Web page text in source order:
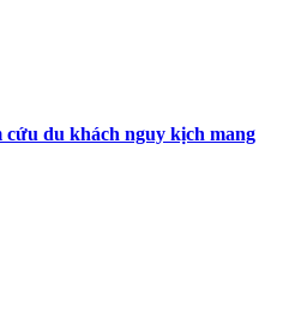
cứu du khách nguy kịch mang